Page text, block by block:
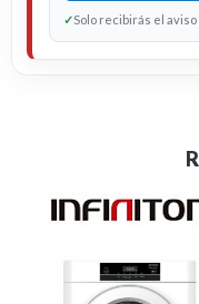
✓Solo recibirás el